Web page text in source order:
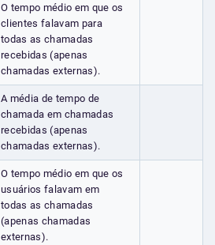
O tempo médio em que os
clientes falavam para
todas as chamadas
recebidas (apenas
chamadas externas).
A média de tempo de
chamada em chamadas
recebidas (apenas
chamadas externas).
O tempo médio em que os
usuários falavam em
todas as chamadas
(apenas chamadas
externas).